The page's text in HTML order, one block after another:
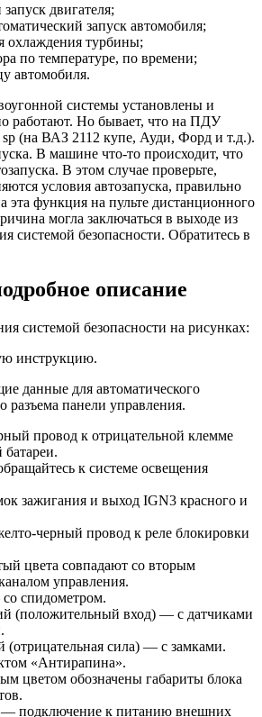
двигателя;
запуск автомобиля;
охлаждения турбины;
по температуре, по времени;
автомобиля.
системы установлены и
работают. Но бывает, что на ПДУ
sp (на ВАЗ 2112 купе, Ауди, Форд и т.д.).
В машине что-то происходит, что
В этом случае проверьте,
условия автозапуска, правильно
эта функция на пульте дистанционного
могла заключаться в выходе из
системой безопасности. Обратитесь в
описание
системой безопасности на рисунках:
инструкцию.
данные для автоматического
разъема панели управления.
провод к отрицательной клемме
батареи.
к системе освещения
зажигания и выход IGN3 красного и
черный провод к реле блокировки
цвета совпадают со вторым
управления.
спидометром.
(положительный вход) — с датчиками
(отрицательная сила) — с замками.
«Антирапина».
цветом обозначены габариты блока
подключение к питанию внешних